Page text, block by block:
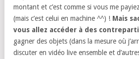
montant et c’est comme si vous me
(mais c’est celui en machine ^^) ! Mais
vous allez accéder à des
gagner des objets (dans la mesure où
discuter en vidéo live ensemble et